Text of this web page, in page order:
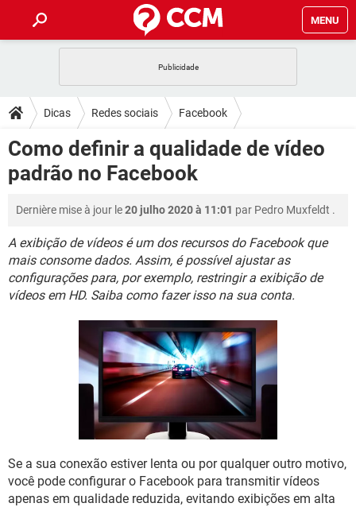
MENU
CELULAR FACEBOOK
OUTLOOK EXCEL
INSTAGRAM GMAIL
DICAS
JOGOS WHATSAPP
CELULAR FACEBOOK
INSTAGRAM GMAIL
GUIA DE COMPRAS
DOWNLOADS
JOGOS WHATSAPP
INSTAGRAM GMAIL
GUIA DE COMPRAS
FÓRUM
JOGOS WHATSAPP
CELULAR FACEBOOK
OUTLOOK EXCEL
INSTAGRAM GMAIL
GUIA DE COMPRAS
JOGOS WHATSAPP
CELULAR FACEBOOK
GMAIL
GUIA DE COMPRAS
Dicas Redes sociais Facebook
Como definir a qualidade de vídeo
padrão no Facebook
Dernière mise à jour le20 julho 2020 à 11:01 par Pedro Muxfeldt .
A exibição de vídeos é um dos recursos do Facebook que
mais consome dados. Assim, é possível ajustar as
configurações para, por exemplo, restringir a exibição de
vídeos em HD. Saiba como fazer isso na sua conta.
Se a sua conexão estiver lenta ou por qualquer outro motivo,
você pode configurar o Facebook para transmitir vídeos
apenas em qualidade reduzida, evitando exibições em alta